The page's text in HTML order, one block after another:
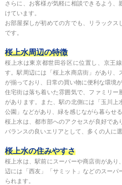
さらに、お客様が気軽に相談できるよう
けています。
お部屋探しが初めての方でも、リラック
です。
桜上水周辺の特徴
桜上水は東京都世田谷区に位置し、京王
す。駅周辺には「桜上水商店街」があり、
が揃っており、日常の買い物に便利な環境が
住宅街は落ち着いた雰囲気で、ファミリ
があります。また、駅の北側には「玉川上
公園」などがあり、緑を感じながら暮らせ
桜上水は、都市部へのアクセスが良好であ
バランスの良いエリアとして、多くの人に選
桜上水の住みやすさ
桜上水は、駅前にスーパーや商店街があり
辺には「西友」「サミット」などのスーパ
られます。